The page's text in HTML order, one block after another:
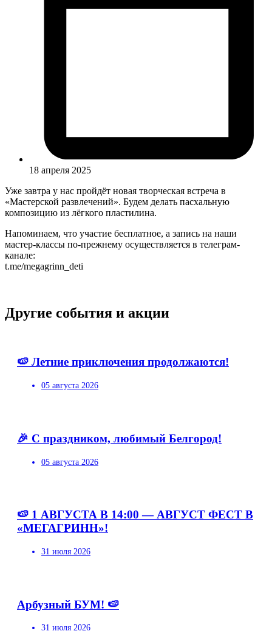
18 апреля 2025
Уже завтра у нас пройдёт новая творческая встреча в
«Мастерской развлечений». Будем делать пасхальную
композицию из лёгкого пластилина.
Напоминаем, что участие бесплатное, а запись на наши
мастер-классы по-прежнему осуществляется в телеграм-
канале:
t.me/megagrinn_deti
Другие события и акции
🍉 Летние приключения продолжаются!
05 августа 2026
🎉 С праздником, любимый Белгород!
05 августа 2026
🍉 1 АВГУСТА В 14:00 — АВГУСТ ФЕСТ В
«МЕГАГРИНН»!
31 июля 2026
Арбузный БУМ! 🍉
31 июля 2026